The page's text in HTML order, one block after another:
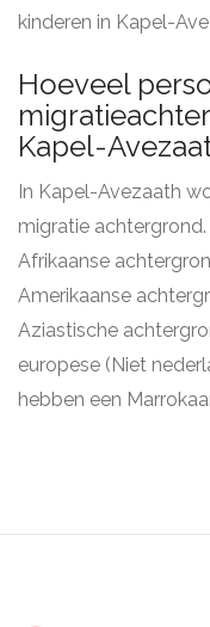
kinderen in Kapel-
Hoeveel
Kapel-
In Kapel-Avezaath
migratie
Afrikaanse
Amerikaanse
Aziastische
europese (Niet
hebben een